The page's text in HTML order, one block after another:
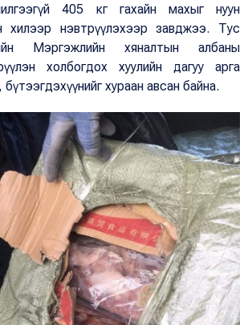
405 кг гахайн махыг нуун
хилээр нэвтрүүлэхээр завджээ. Тус
Мэргэжлийн хяналтын албаны
холбогдох хуулийн дагуу арга
хураан авсан байна.